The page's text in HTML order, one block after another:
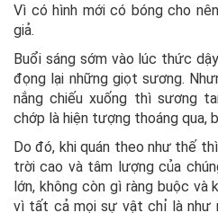
Vì có hình mới có bóng cho
giả.
Buổi sáng sớm vào lúc thức
đọng lại những giọt sương.
nắng chiếu xuống thì sương
chớp là hiện tượng thoáng qua,
Do đó, khi quán theo như thế
trời cao và tâm lượng của
lớn, không còn gì ràng buộc và
vì tất cả mọi sự vật chỉ là như